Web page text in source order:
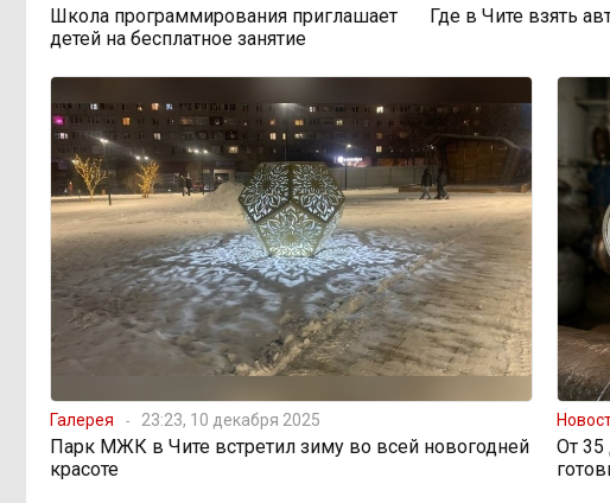
08:38, 6 августа 598 миллионов
провалило «Чистый воздух»
08:15, 6 августа
Депутат Госдумы
объяснил «неполноценность»
женщин библейским сюжетом
08:10, 6 августа Прокуратура начала
проверку из-за раскопок ТГК-14
Когда ждать денег?
где бюджетники могут остаться без
выплат
Школа программирования приглашает
детей на бесплатное занятие
Где в Чите взять
Галерея 23:23, 10 декабря 2025
Парк МЖК в Чите встретил зиму во всей новогодней
красоте
От 35